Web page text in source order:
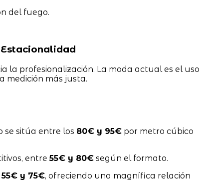
del fuego.
la profesionalización. La moda actual es el uso
medición más justa.
se sitúa entre los 80€ y 95€por metro cúbico
entre55€ y 80€según el formato.
55€ y 75€, ofreciendo una magnífica relación